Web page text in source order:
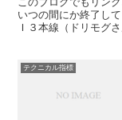
いつの間にか終了し
Ｉ３本線（ドリモグ
テクニカル指標